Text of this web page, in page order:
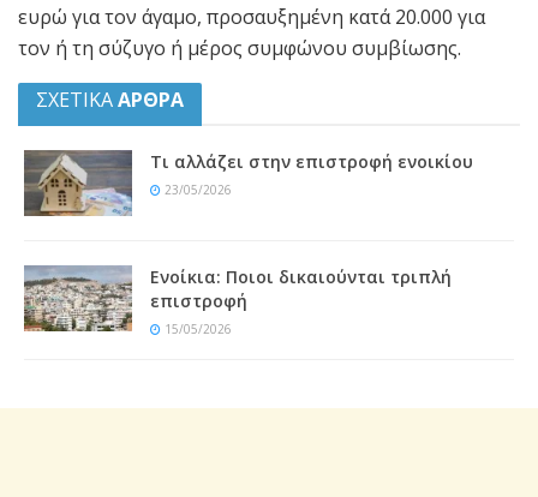
ευρώ για τον άγαμο, προσαυξημένη κατά 20.000 για
τον ή τη σύζυγο ή μέρος συμφώνου συμβίωσης.
ΣΧΕΤΙΚΑΑΡΘΡΑ
Τι αλλάζει στην επιστροφή ενοικίου
23/05/2026
Ενοίκια: Ποιοι δικαιούνται τριπλή
επιστροφή
15/05/2026